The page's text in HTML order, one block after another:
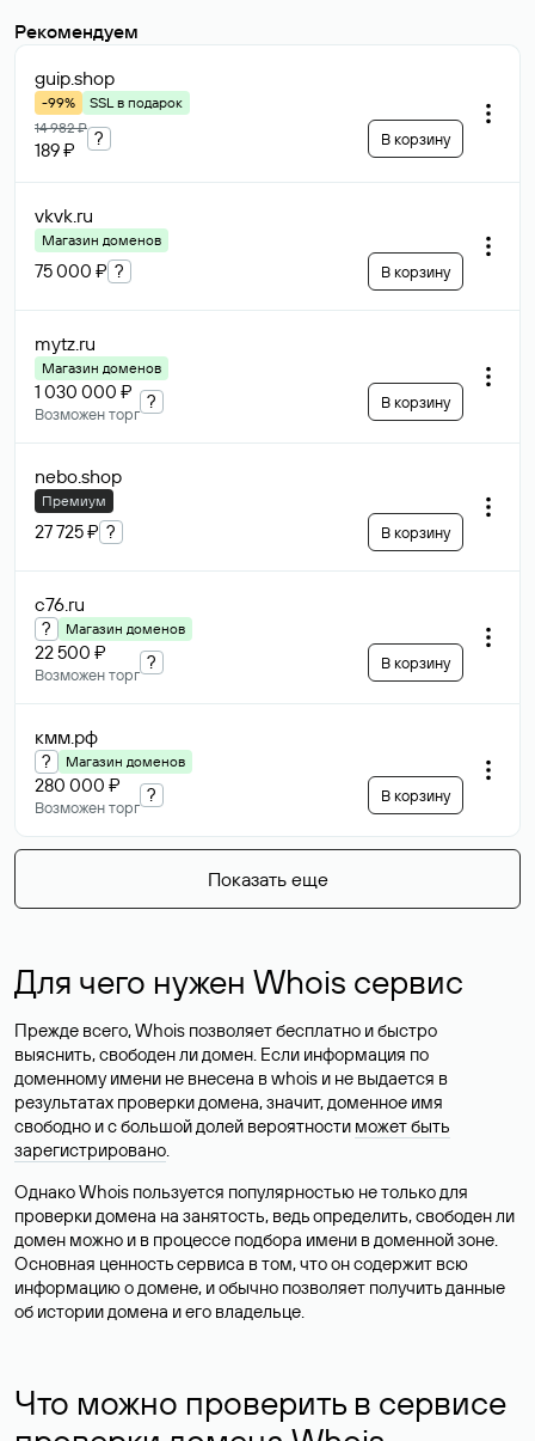
Рекомендуем
guip.shop
-99%
SSL в подарок
14 982 ₽
189 ₽
? В корзину
vkvk.ru
Магазин доменов
75 000 ₽ ? В корзину
mytz.ru
Магазин доменов
1 030 000 ₽
Возможен торг
? В корзину
nebo.shop
Премиум
27 725 ₽ ? В корзину
c76.ru
? Магазин доменов
22 500 ₽
Возможен торг
? В корзину
кмм.рф
? Магазин доменов
280 000 ₽
Возможен торг
? В корзину
Показать еще
Для чего нужен Whois сервис
Прежде всего, Whois позволяет бесплатно и быстро
выяснить, свободен ли домен. Если информация по
доменному имени не внесена в whois и не выдается в
результатах проверки домена, значит, доменное имя
свободно и с большой долей вероятности может быть
зарегистрировано.
Однако Whois пользуется популярностью не только для
проверки домена на занятость, ведь определить, свободен ли
домен можно и в процессе подбора имени в доменной зоне.
Основная ценность сервиса в том, что он содержит всю
информацию о домене, и обычно позволяет получить данные
об истории домена и его владельце.
Что можно проверить в сервисе